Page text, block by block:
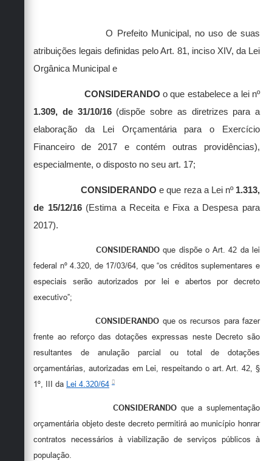
O Prefeito Municipal, no uso de suas
atribuições legais definidas pelo Art. 81, inciso XIV, da Lei
Orgânica Municipal e
CONSIDERANDO o que estabelece a lei nº
1.309, de 31/10/16(dispõe sobre as diretrizes para a
elaboração da Lei Orçamentária para o Exercício
Financeiro de 2017 e contém outras providências),
especialmente, o disposto no seu art. 17;
CONSIDERANDO e que reza a Lei nº 1.313,
de 15/12/16 (Estima a Receita e Fixa a Despesa para
2017).
CONSIDERANDO que dispõe o Art. 42 da lei
federal nº 4.320, de 17/03/64, que “os créditos suplementares e
especiais serão autorizados por lei e abertos por decreto
executivo”;
CONSIDERANDO que os recursos para fazer
frente ao reforço das dotações expressas neste Decreto são
resultantes de anulação parcial ou total de dotações
orçamentárias, autorizadas em Lei, respeitando o art. Art. 42, §
1º, III da Lei 4.320/64
CONSIDERANDOque a suplementação
orçamentária objeto deste decreto permitirá ao município honrar
contratos necessários à viabilização de serviços públicos à
população.